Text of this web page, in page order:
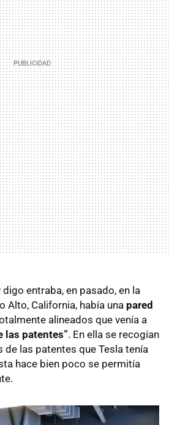
entraba, en pasado, en la
Alto, California, había una pared
alineados que venía a
las patentes”. En ella se recogían
de las patentes que Tesla tenía
hace bien poco se permitía